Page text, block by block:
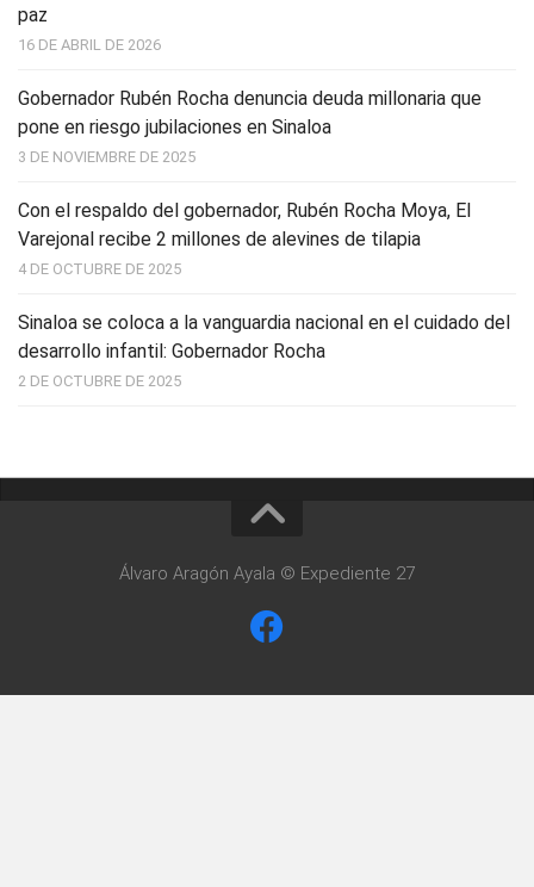
paz
16 DE ABRIL DE 2026
Gobernador Rubén Rocha denuncia deuda millonaria que
pone en riesgo jubilaciones en Sinaloa
3 DE NOVIEMBRE DE 2025
Con el respaldo del gobernador, Rubén Rocha Moya, El
Varejonal recibe 2 millones de alevines de tilapia
4 DE OCTUBRE DE 2025
Sinaloa se coloca a la vanguardia nacional en el cuidado del
desarrollo infantil: Gobernador Rocha
2 DE OCTUBRE DE 2025
Álvaro Aragón Ayala © Expediente 27